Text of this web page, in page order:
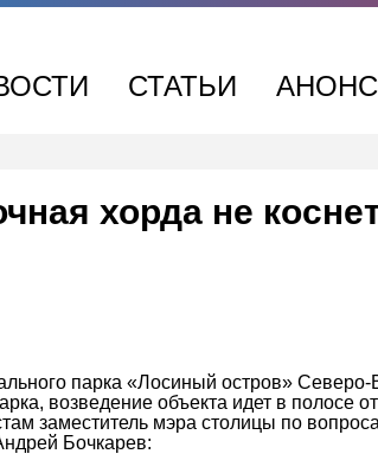
СТАТЬИ
хорда не
парка «Лосиный остров» Северо-
возведение объекта идет в полосе
заместитель мэра столицы по
Бочкарев: